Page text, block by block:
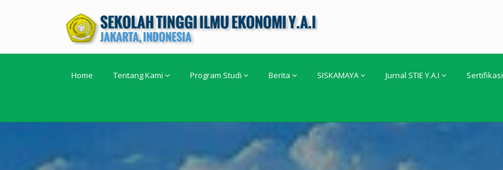
Home Tentang Kami Program Studi Berita SISKAMAYA Jurnal STIE Y.A.I Sertifikasi